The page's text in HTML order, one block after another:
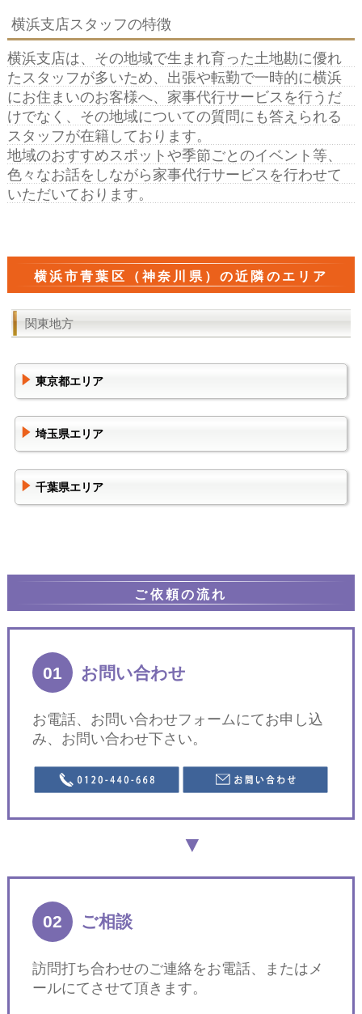
横浜支店スタッフの特徴
横浜支店は、その地域で生まれ育った土地勘に優れ
たスタッフが多いため、出張や転勤で一時的に横浜
にお住まいのお客様へ、家事代行サービスを行うだ
けでなく、その地域についての質問にも答えられる
スタッフが在籍しております。
地域のおすすめスポットや季節ごとのイベント等、
色々なお話をしながら家事代行サービスを行わせて
いただいております。
横浜市青葉区（神奈川県）の近隣のエリア
関東地方
東京都エリア
埼玉県エリア
千葉県エリア
ご依頼の流れ
01 お問い合わせ
お電話、お問い合わせフォームにてお申し込
み、お問い合わせ下さい。
02 ご相談
訪問打ち合わせのご連絡をお電話、またはメ
ールにてさせて頂きます。